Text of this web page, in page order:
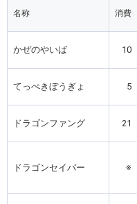
名称 消費
かぜのやいば 10
てっぺきぼうぎょ 5
ドラゴンファング 21
ドラゴンセイバー ※